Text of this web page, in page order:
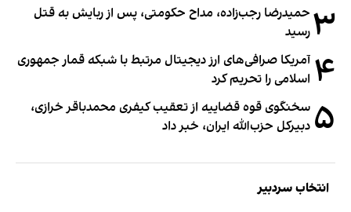
۳ حمیدرضا رجب‌زاده، مداح حکومتی، پس از ربایش به قتل
رسید
۴ آمریکا صرافی‌های ارز دیجیتال مرتبط با شبکه قمار جمهوری
اسلامی را تحریم کرد
۵ سخنگوی قوه قضاییه از تعقیب کیفری محمدباقر خرازی،
دبیر‌کل حزب‌الله ایران، خبر داد
انتخاب سردبیر